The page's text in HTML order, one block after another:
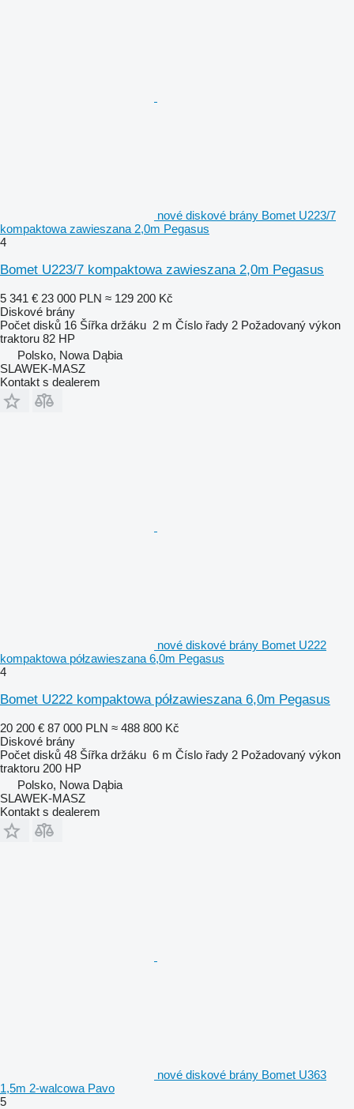
nové diskové brány Bomet U223/7
kompaktowa zawieszana 2,0m Pegasus
4
Bomet U223/7 kompaktowa zawieszana 2,0m Pegasus
5 341 € 23 000 PLN ≈ 129 200 Kč
Diskové brány
Počet disků 16 Šířka držáku 2 m Číslo řady 2 Požadovaný výkon
traktoru 82 HP
Polsko, Nowa Dąbia
SLAWEK-MASZ
Kontakt s dealerem
nové diskové brány Bomet U222
kompaktowa półzawieszana 6,0m Pegasus
4
Bomet U222 kompaktowa półzawieszana 6,0m Pegasus
20 200 € 87 000 PLN ≈ 488 800 Kč
Diskové brány
Počet disků 48 Šířka držáku 6 m Číslo řady 2 Požadovaný výkon
traktoru 200 HP
Polsko, Nowa Dąbia
SLAWEK-MASZ
Kontakt s dealerem
nové diskové brány Bomet U363
1,5m 2-walcowa Pavo
5